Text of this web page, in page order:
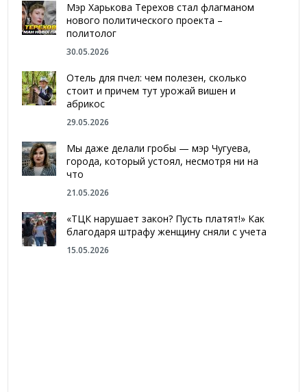
Мэр Харькова Терехов стал флагманом
нового политического проекта –
политолог
30.05.2026
Отель для пчел: чем полезен, сколько
стоит и причем тут урожай вишен и
абрикос
29.05.2026
Мы даже делали гробы — мэр Чугуева,
города, который устоял, несмотря ни на
что
21.05.2026
«ТЦК нарушает закон? Пусть платят!» Как
благодаря штрафу женщину сняли с учета
15.05.2026